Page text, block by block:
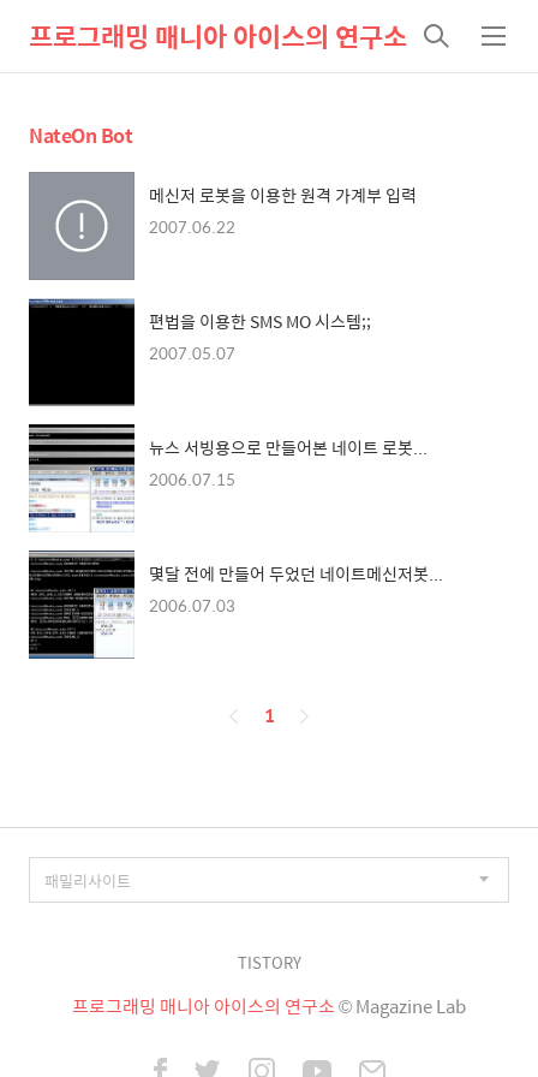
프로그래밍 매니아 아이스의 연구소
검
색
메
뉴
NateOn Bot
메신저 로봇을 이용한 원격 가계부 입력
2007.06.22
편법을 이용한 SMS MO 시스템;;
2007.05.07
뉴스 서빙용으로 만들어본 네이트 로봇...
2006.07.15
몇달 전에 만들어 두었던 네이트메신저봇...
2006.07.03
페
1
TISTORY
프로그래밍 매니아 아이스의 연구소© Magazine Lab